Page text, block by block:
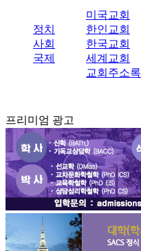
정치
사회
국제
미국교회
한인교회
한국교회
세계교회
교회주소록
프리미엄 광고